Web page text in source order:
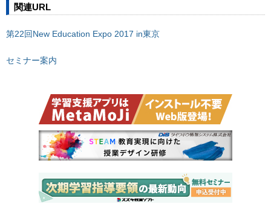
関連URL
第22回New Education Expo 2017 in東京
セミナー案内